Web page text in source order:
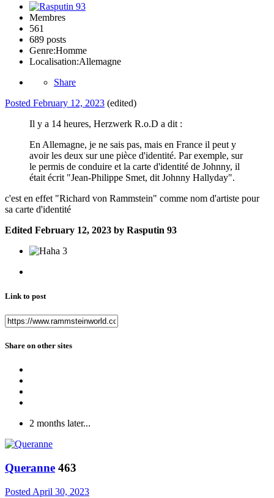
Membres
561
689 posts
Genre:Homme
Localisation:Allemagne
Share
Posted February 12, 2023 (edited)
Il y a 14 heures, Herzwerk R.o.D a dit :
En Allemagne, je ne sais pas, mais en France il peut y
avoir les deux sur une pièce d'identité. Par exemple, sur
le permis de conduire et la carte d'identité de Johnny, il
était écrit "Jean-Philippe Smet, dit Johnny Hallyday".
c'est en effet "Richard von Rammstein" comme nom d'artiste pour
sa carte d'identité
Edited February 12, 2023 by Rasputin 93
3
Link to post
Share on other sites
2 months later...
Queranne 463
Posted April 30, 2023